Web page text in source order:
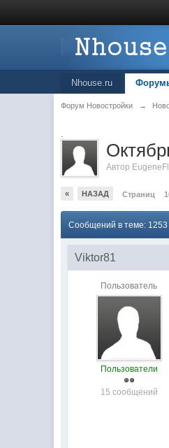
Nhouse.ru
Форум Новостройки →
.
Автор
« НАЗАД Страниц
Сообщений в теме: 1253
Viktor81
Пользователь
Пользователи
15 сообщений